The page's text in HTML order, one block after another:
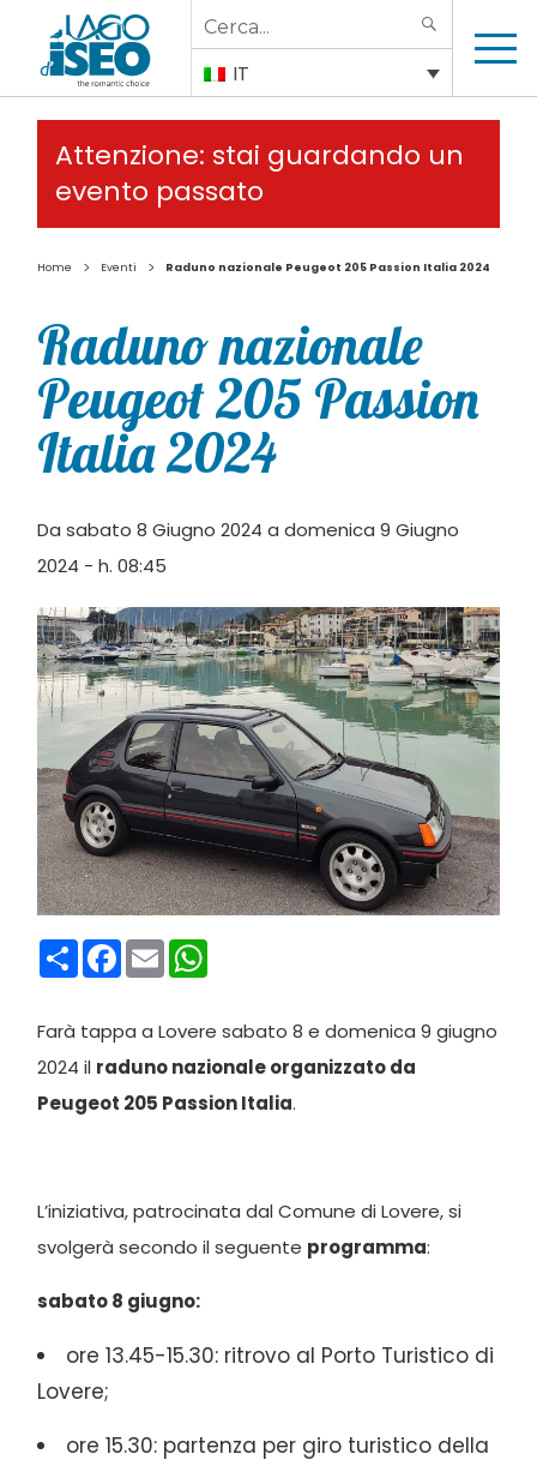
Search
for:
IT
Attenzione: stai guardando un
evento passato
Home > Eventi > Raduno nazionale Peugeot 205 Passion Italia 2024
Raduno nazionale
Peugeot 205 Passion
Italia 2024
Da sabato 8 Giugno 2024 a domenica 9 Giugno
2024 - h. 08:45
CondividiFacebook
Email
Farà tappa a Lovere sabato 8 e domenica 9 giugno
2024 il raduno nazionale organizzato da
Peugeot 205 Passion Italia.
L’iniziativa, patrocinata dal Comune di Lovere, si
svolgerà secondo il seguente programma:
sabato 8 giugno:
ore 13.45-15.30: ritrovo al Porto Turistico di
Lovere;
ore 15.30: partenza per giro turistico della